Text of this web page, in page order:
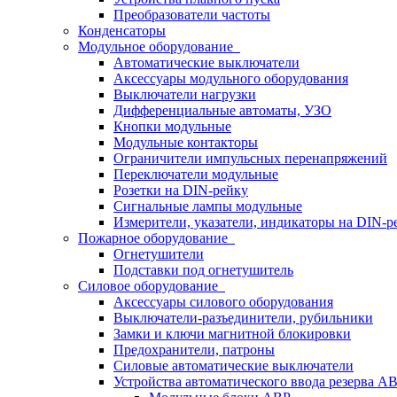
Преобразователи частоты
Конденсаторы
Модульное оборудование
Автоматические выключатели
Аксессуары модульного оборудования
Выключатели нагрузки
Дифференциальные автоматы, УЗО
Кнопки модульные
Модульные контакторы
Ограничители импульсных перенапряжений
Переключатели модульные
Розетки на DIN-рейку
Сигнальные лампы модульные
Измерители, указатели, индикаторы на DIN-
Пожарное оборудование
Огнетушители
Подставки под огнетушитель
Силовое оборудование
Аксессуары силового оборудования
Выключатели-разъединители, рубильники
Замки и ключи магнитной блокировки
Предохранители, патроны
Силовые автоматические выключатели
Устройства автоматического ввода резерва